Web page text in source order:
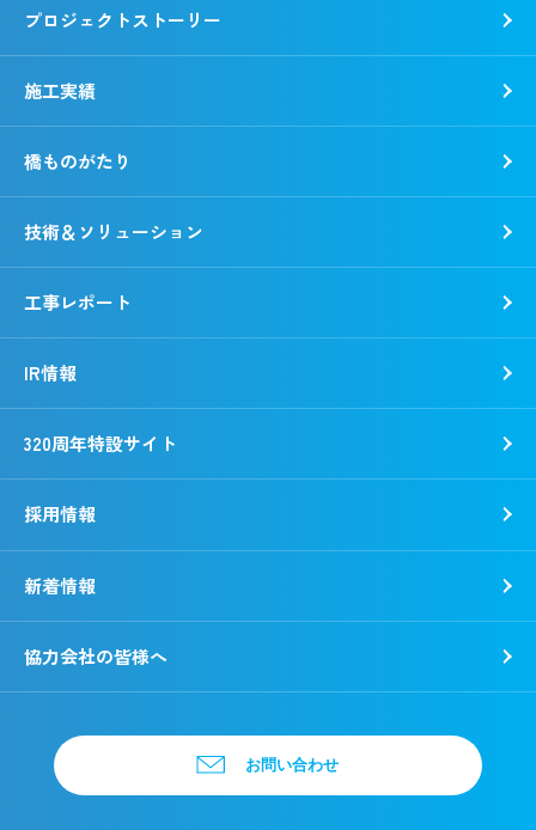
各種方針
動画で知る錢高組
事業所一覧
野村胡堂・あらえびす記念館
CSR報告書
社会
プロジェクトストーリー
施工実績
橋ものがたり
技術＆ソリューション
工事レポート
IR情報
320周年特設サイト
採用情報
新着情報
協力会社の皆様へ
お問い合わせ